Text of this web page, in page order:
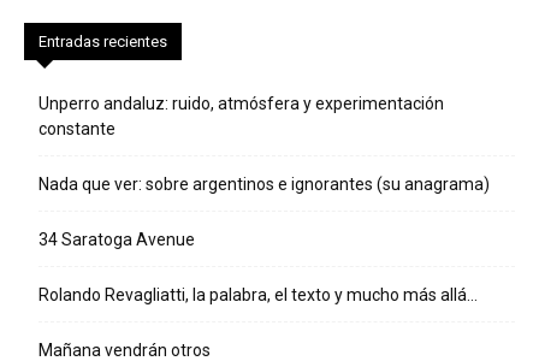
Entradas recientes
Unperro andaluz: ruido, atmósfera y experimentación
constante
Nada que ver: sobre argentinos e ignorantes (su anagrama)
34 Saratoga Avenue
Rolando Revagliatti, la palabra, el texto y mucho más allá…
Mañana vendrán otros